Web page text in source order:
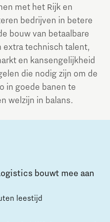
met het Rijk en
bedrijven in betere
bouw van betaalbare
extra technisch talent,
en kansengelijkheid
die nodig zijn om de
in goede banen te
welzijn in balans.
bouwt mee aan
leestijd